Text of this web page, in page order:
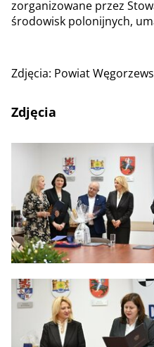
zorganizowane przez
środowisk polonijnych,
Zdjęcia: Powiat
Zdjęcia